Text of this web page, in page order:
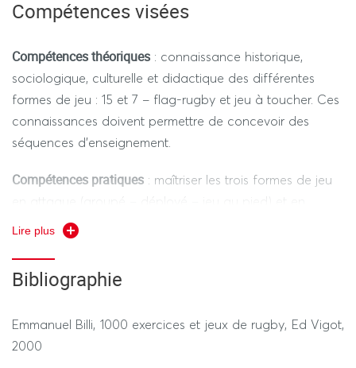
DST (50%) - PRATIQUE (50%)
Durée de l’ensemble des épreuves hors tiers temps 1h30
---------------- SESSION 2 ----------------
REGIME STANDARD / REGIME DEROGATOIRE
Compétences visées
Compétences théoriques : connaissance historique,
sociologique, culturelle et didactique des différentes
formes de jeu : 15 et 7 – flag-rugby et jeu à toucher. Ces
connaissances doivent permettre de concevoir des
séquences d’enseignement.
Compétences pratiques : maîtriser les trois formes de jeu
en attaque (groupé – déployé – jeu au pied) et en
défense ; maîtriser les modalités techniques du plaquage
Lire plus
Bibliographie
Emmanuel Billi, 1000 exercices et jeux de rugby, Ed Vigot,
2000